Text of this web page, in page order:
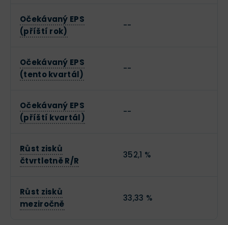
Očekávaný EPS
(příští rok)
--
Očekávaný EPS
(tento kvartál)
--
Očekávaný EPS
(příští kvartál)
--
Růst zisků
čtvrtletně R/R
352,1 %
Růst zisků
meziročně
33,33 %